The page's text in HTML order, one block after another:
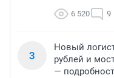
6 520 9
3
Новый
рублей и
—